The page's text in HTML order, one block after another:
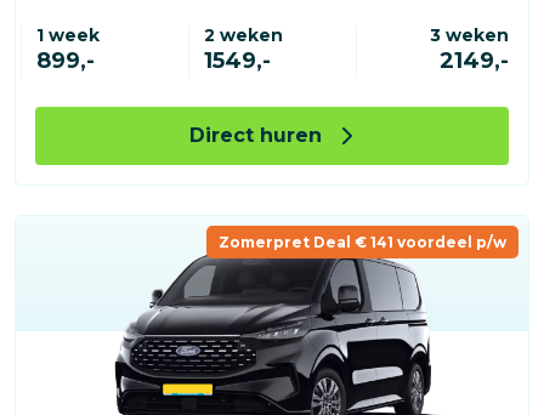
1 week
899,-
2 weken
1549,-
3 weken
2149,-
Direct huren
Zomerpret Deal € 141 voordeel p/w